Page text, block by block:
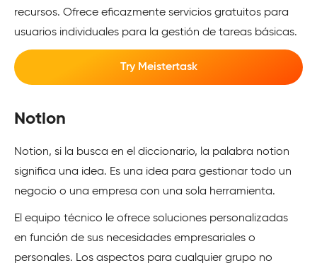
recursos. Ofrece eficazmente servicios gratuitos para
usuarios individuales para la gestión de tareas básicas.
Try Meistertask
Notion
Notion, si la busca en el diccionario, la palabra notion
significa una idea. Es una idea para gestionar todo un
negocio o una empresa con una sola herramienta.
El equipo técnico le ofrece soluciones personalizadas
en función de sus necesidades empresariales o
personales. Los aspectos para cualquier grupo no